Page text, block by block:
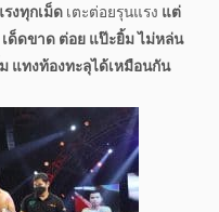
งทุกเม็ดเตะต่อยรุนแรง แต่
ด็ดขาด ต่อย แป๊ะยิ้ม ไม่หล่น
แทงท้องทะลุได้เหมือนกัน